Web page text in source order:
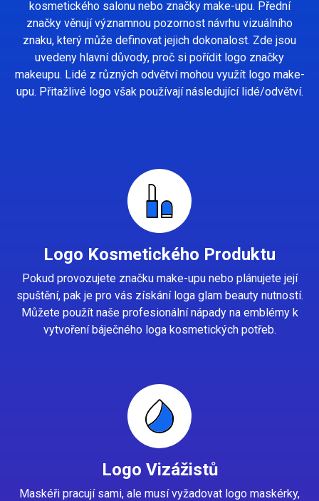
kosmetického salonu nebo značky make-upu. Přední
značky věnují významnou pozornost návrhu vizuálního
znaku, který může definovat jejich dokonalost. Zde jsou
uvedeny hlavní důvody, proč si pořídit logo značky
makeupu. Lidé z různých odvětví mohou využít logo make-
upu. Přitažlivé logo však používají následující lidé/odvětví.
Logo Kosmetického Produktu
Pokud provozujete značku make-upu nebo plánujete její
spuštění, pak je pro vás získání loga glam beauty nutností.
Můžete použít naše profesionální nápady na emblémy k
vytvoření báječného loga kosmetických potřeb.
Logo Vizážistů
Maskéři pracují sami, ale musí vyžadovat logo maskérky,